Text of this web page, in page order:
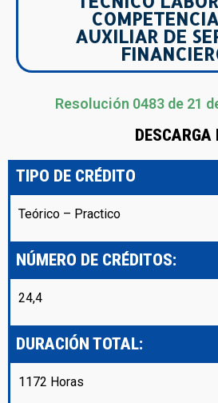
AUXILIAR DE
Resolución 0483 de 21
DESCARGA
TIPO DE CRÉDITO
Teórico – Practico
NÚMERO DE CRÉDITOS:
24,4
DURACIÓN TOTAL:
1172 Horas